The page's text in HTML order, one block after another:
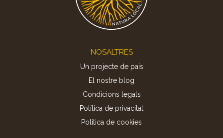
NOSALTRES
Un projecte de país
El nostre blog
Condicions legals
Política de privacitat
Politica de cookies